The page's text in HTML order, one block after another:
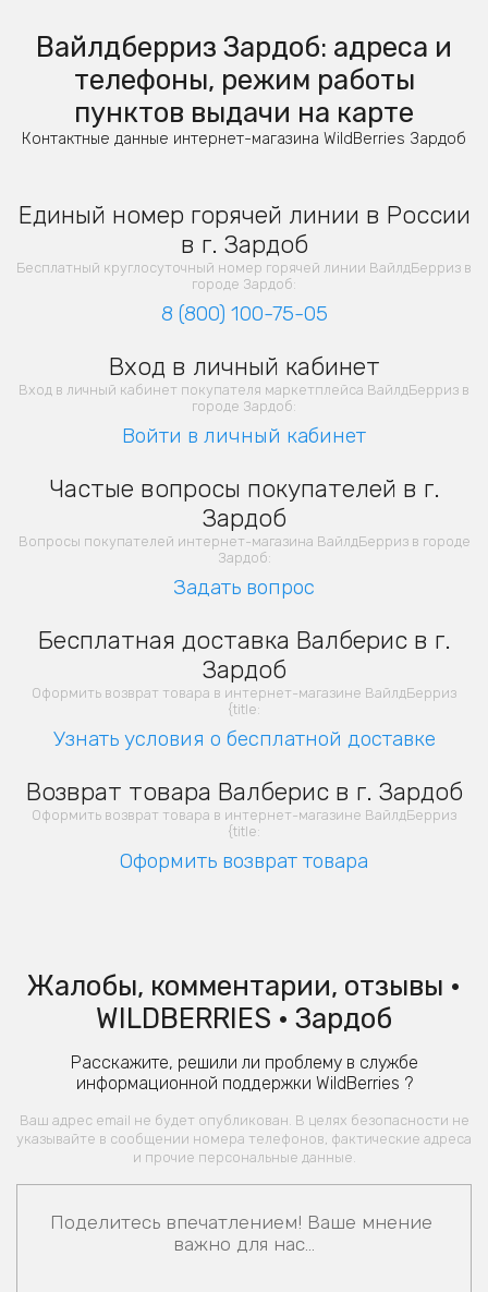
Вайлдберриз Зардоб: адреса и
телефоны, режим работы
пунктов выдачи на карте
Контактные данные интернет-магазина WildBerries Зардоб
Единый номер горячей линии в России
в г. Зардоб
Бесплатный круглосуточный номер горячей линии ВайлдБерриз в
городе Зардоб:
8 (800) 100-75-05
Вход в личный кабинет
Вход в личный кабинет покупателя маркетплейса ВайлдБерриз в
городе Зардоб:
Войти в личный кабинет
Частые вопросы покупателей в г.
Зардоб
Вопросы покупателей интернет-магазина ВайлдБерриз в городе
Зардоб:
Задать вопрос
Бесплатная доставка Валберис в г.
Зардоб
Оформить возврат товара в интернет-магазине ВайлдБерриз
{title:
Узнать условия о бесплатной доставке
Возврат товара Валберис в г. Зардоб
Оформить возврат товара в интернет-магазине ВайлдБерриз
{title:
Оформить возврат товара
Жалобы, комментарии, отзывы •
WILDBERRIES • Зардоб
Расскажите, решили ли проблему в службе
информационной поддержки WildBerries ?
Ваш адрес email не будет опубликован. В целях безопасности не
указывайте в сообщении номера телефонов, фактические адреса
и прочие персональные данные.